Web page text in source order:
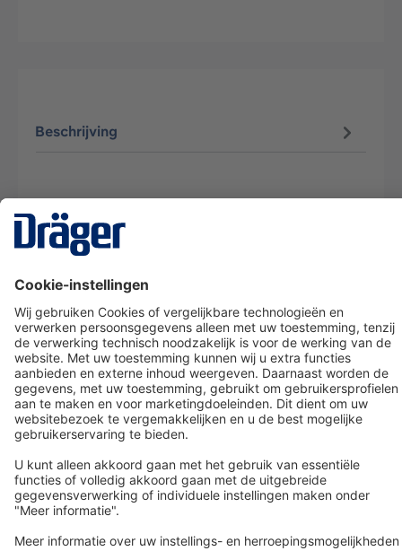
Beschrijving
Dräger klantenservice
Over Dräger
Bestellen in onze webshop
Community